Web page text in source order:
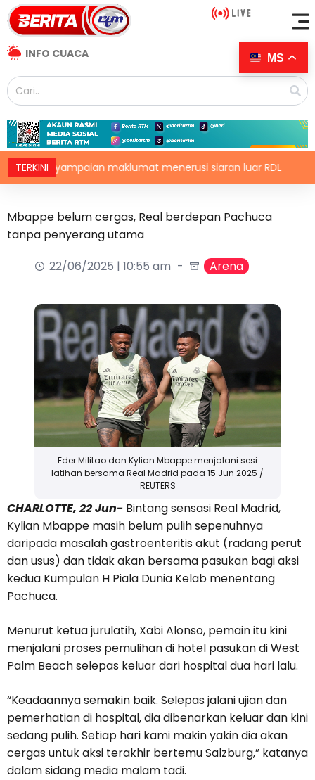
INFO CUACA
TERKINI maklumat menerusi siaran luar RDL
Mbappe belum cergas, Real berdepan Pachuca
tanpa penyerang utama
22/06/2025 | 10:55 am
Arena
Eder Militao dan Kylian Mbappe menjalani sesi
latihan bersama Real Madrid pada 15 Jun 2025 /
REUTERS
CHARLOTTE, 22 Jun- Bintang sensasi Real Madrid,
Kylian Mbappe masih belum pulih sepenuhnya
daripada masalah gastroenteritis akut (radang perut
dan usus) dan tidak akan bersama pasukan bagi aksi
kedua Kumpulan H Piala Dunia Kelab menentang
Pachuca.
Menurut ketua jurulatih, Xabi Alonso, pemain itu kini
menjalani proses pemulihan di hotel pasukan di West
Palm Beach selepas keluar dari hospital dua hari lalu.
“Keadaannya semakin baik. Selepas jalani ujian dan
pemerhatian di hospital, dia dibenarkan keluar dan kini
sedang pulih. Setiap hari kami makin yakin dia akan
cergas untuk aksi terakhir bertemu Salzburg,” katanya
dalam sidang media malam tadi.
MS